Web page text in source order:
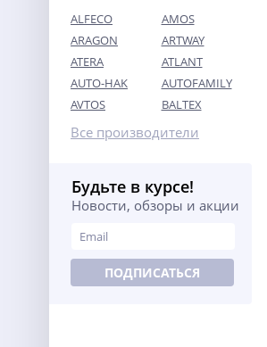
ALFECO
AMOS
ARAGON
ARTWAY
ATERA
ATLANT
AUTO-HAK
AUTOFAMILY
AVTOS
BALTEX
Все производители
Будьте в курсе!
Новости, обзоры и акции
ПОДПИСАТЬСЯ